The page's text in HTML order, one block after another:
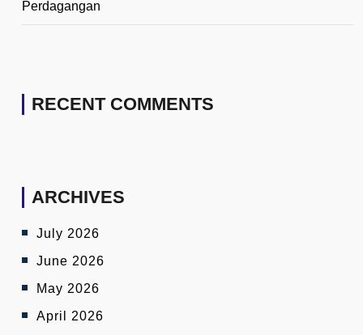
Perdagangan
RECENT COMMENTS
ARCHIVES
July 2026
June 2026
May 2026
April 2026